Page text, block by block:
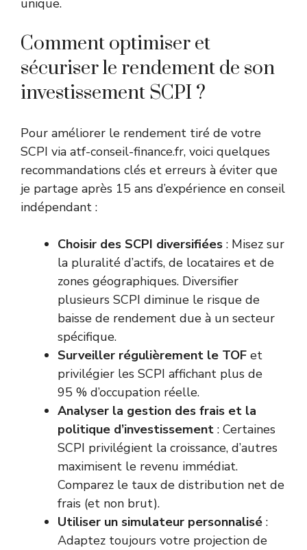
unique.
Comment optimiser et
sécuriser le rendement de son
investissement SCPI ?
Pour améliorer le rendement tiré de votre
SCPI via atf-conseil-finance.fr, voici quelques
recommandations clés et erreurs à éviter que
je partage après 15 ans d’expérience en conseil
indépendant :
Choisir des SCPI diversifiées : Misez sur
la pluralité d’actifs, de locataires et de
zones géographiques. Diversifier
plusieurs SCPI diminue le risque de
baisse de rendement due à un secteur
spécifique.
Surveiller régulièrement le TOF et
privilégier les SCPI affichant plus de
95 % d’occupation réelle.
Analyser la gestion des frais et la
politique d’investissement : Certaines
SCPI privilégient la croissance, d’autres
maximisent le revenu immédiat.
Comparez le taux de distribution net de
frais (et non brut).
Utiliser un simulateur personnalisé :
Adaptez toujours votre projection de